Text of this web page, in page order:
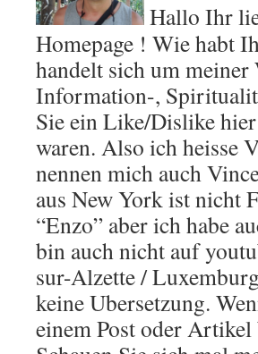
Hallo Ihr
Homepage ! Wie habt
handelt sich um meiner
Information-,
Sie ein Like/Dislike hier
waren. Also ich heisse
nennen mich auch
aus New York ist nicht
“Enzo” aber ich habe
bin auch nicht auf
sur-Alzette /
keine Ubersetzung.
einem Post oder Artikel